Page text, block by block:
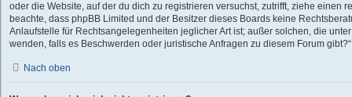
oder die Website, auf der du dich zu registrieren versuchst, zutrifft, ziehe einen
beachte, dass phpBB Limited und der Besitzer dieses Boards keine
Anlaufstelle für Rechtsangelegenheiten jeglicher Art ist; außer solchen, die
wenden, falls es Beschwerden oder juristische Anfragen zu diesem Forum
Nach oben